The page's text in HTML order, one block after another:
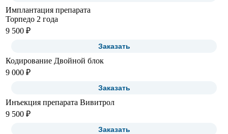
Имплантация препарата
Торпедо 2 года
9 500 ₽
Заказать
Кодирование Двойной блок
9 000 ₽
Заказать
Инъекция препарата Вивитрол
9 500 ₽
Заказать